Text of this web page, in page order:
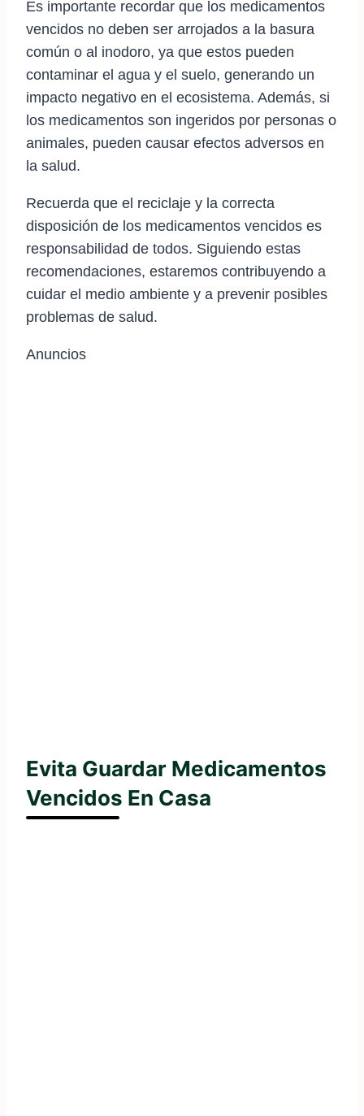
Es importante recordar que los medicamentos
vencidos no deben ser arrojados a la basura
común o al inodoro, ya que estos pueden
contaminar el agua y el suelo, generando un
impacto negativo en el ecosistema. Además, si
los medicamentos son ingeridos por personas o
animales, pueden causar efectos adversos en
la salud.
Recuerda que el reciclaje y la correcta
disposición de los medicamentos vencidos es
responsabilidad de todos. Siguiendo estas
recomendaciones, estaremos contribuyendo a
cuidar el medio ambiente y a prevenir posibles
problemas de salud.
Anuncios
Evita Guardar Medicamentos
Vencidos En Casa